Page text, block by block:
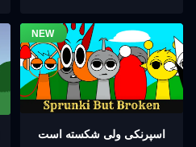
اسپرنکی ولی شکسته است